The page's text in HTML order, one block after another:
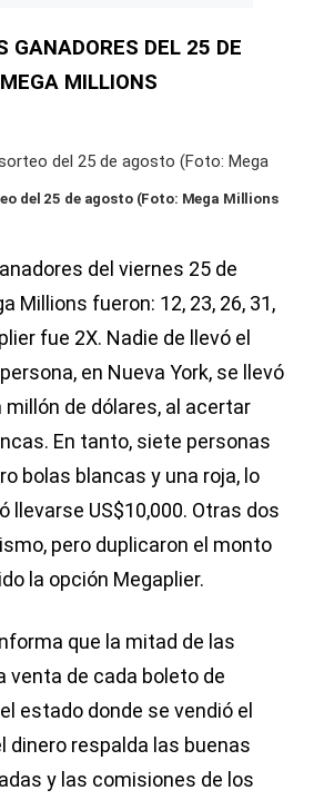
GANADORES DEL 25 DE
MILLIONS
del 25 de agosto (Foto: Mega Millions
del viernes 25 de
Millions fueron: 12, 23, 26, 31,
fue 2X. Nadie de llevó el
en Nueva York, se llevó
millón de dólares, al acertar
En tanto, siete personas
bolas blancas y una roja, lo
llevarse US$10,000. Otras dos
pero duplicaron el monto
la opción Megaplier.
que la mitad de las
venta de cada boleto de
estado donde se vendió el
dinero respalda las buenas
y las comisiones de los